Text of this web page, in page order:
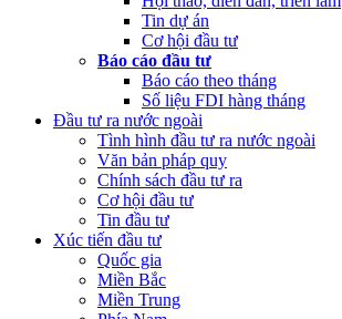
Tin dự án
Cơ hội đầu tư
Báo cáo đầu tư
Báo cáo theo tháng
Số liệu FDI hàng tháng
Đầu tư ra nước ngoài
Tình hình đầu tư ra nước ngoài
Văn bản pháp quy
Chính sách đầu tư ra
Cơ hội đầu tư
Tin đầu tư
Xúc tiến đầu tư
Quốc gia
Miền Bắc
Miền Trung